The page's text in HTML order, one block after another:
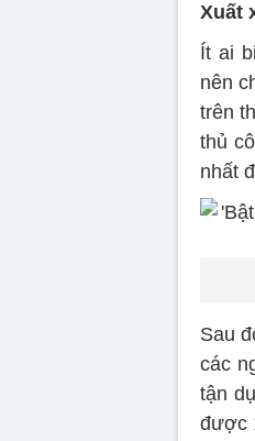
Xuất
Ít ai
nên
trên
thủ
nhất
Sau
các
tận
được